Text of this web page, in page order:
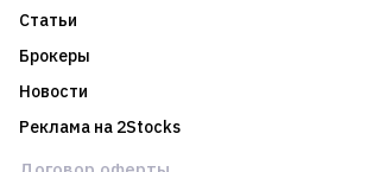
Статьи
Брокеры
Новости
Реклама на 2Stocks